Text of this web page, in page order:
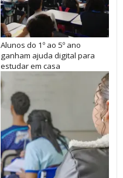
Alunos do 1º ao 5º ano
ganham ajuda digital para
estudar em casa